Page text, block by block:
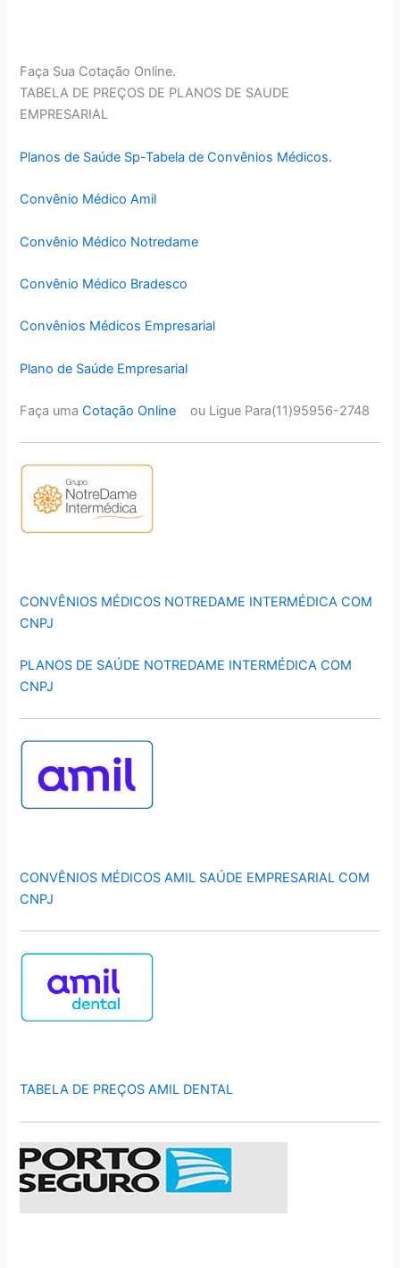
Faça Sua Cotação Online.
TABELA DE PREÇOS DE PLANOS DE SAUDE
EMPRESARIAL
Planos de Saúde Sp-Tabela de Convênios Médicos.
Convênio Médico Amil
Convênio Médico Notredame
Convênio Médico Bradesco
Convênios Médicos Empresarial
Plano de Saúde Empresarial
Faça umaCotação Online ou Ligue Para(11)95956-2748
CONVÊNIOS MÉDICOS NOTREDAME INTERMÉDICA COM
CNPJ
PLANOS DE SAÚDE NOTREDAME INTERMÉDICA COM
CNPJ
CONVÊNIOS MÉDICOS AMIL SAÚDE EMPRESARIAL COM
CNPJ
TABELA DE PREÇOS AMIL DENTAL